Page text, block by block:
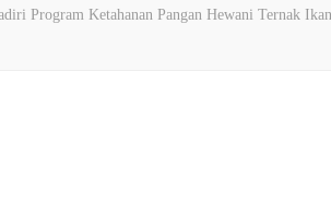
Program Ketahanan Pangan Hewani Ternak